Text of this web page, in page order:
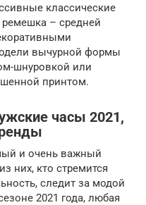
классические
ремешка – средней
вычурной формы
шнуровкой или
принтом.
часы 2021,
и очень важный
них, кто стремится
следит за модой
2021 года, любая